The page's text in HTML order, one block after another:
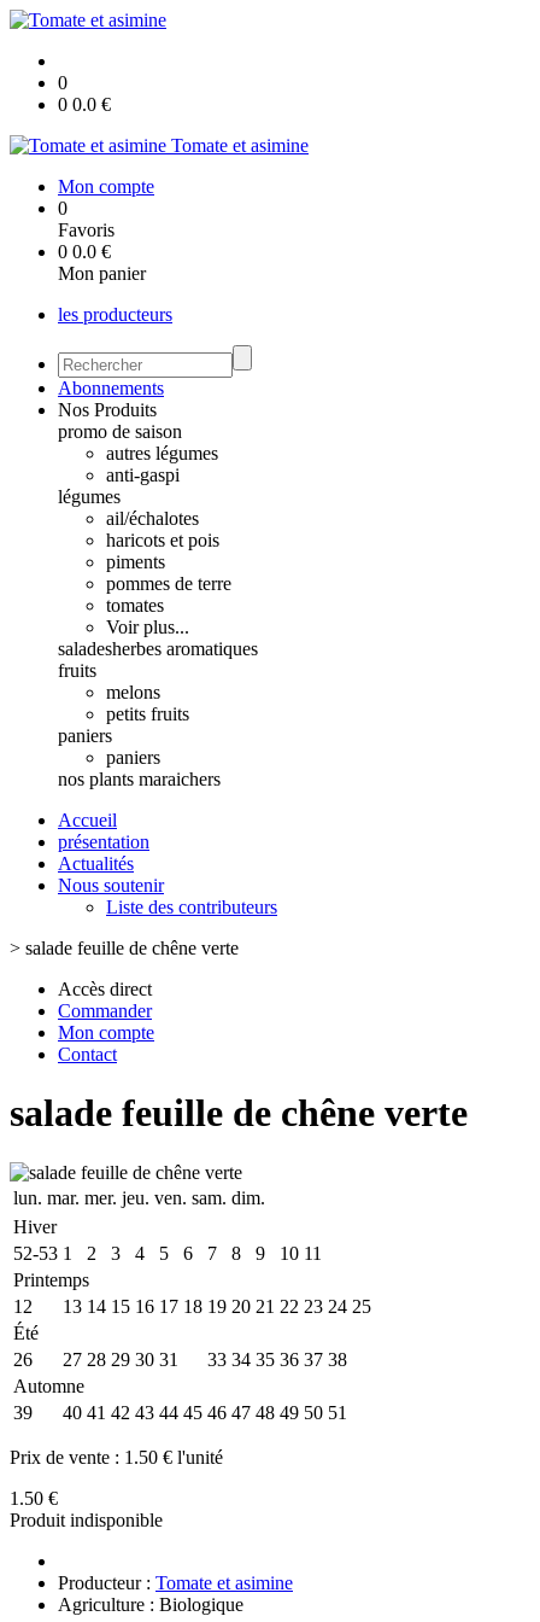
0
0 0.0 €
Tomate et asimine
Mon compte
0
Favoris
0 0.0 €
Mon panier
les producteurs
Abonnements
Nos Produits
promo de saison
autres légumes
anti-gaspi
légumes
ail/échalotes
haricots et pois
piments
pommes de terre
tomates
Voir plus...
saladesherbes aromatiques
fruits
melons
petits fruits
paniers
paniers
nos plants maraichers
Accueil
présentation
Actualités
Nous soutenir
Liste des contributeurs
> salade feuille de chêne verte
Accès direct
Commander
Mon compte
Contact
salade feuille de chêne verte
lun. mar. mer. jeu. ven. sam. dim.
Hiver
52-53 1 2 3 4 5 6 7 8 9 10 11
Printemps
12
13 14 15 16 17 18 19 20 21 22 23 24 25
Été
26
27 28 29 30 31 33 34 35 36 37 38
Automne
39
40 41 42 43 44 45 46 47 48 49 50 51
Prix de vente : 1.50 € l'unité
1.50 €
Produit indisponible
Producteur : Tomate et asimine
Agriculture : Biologique